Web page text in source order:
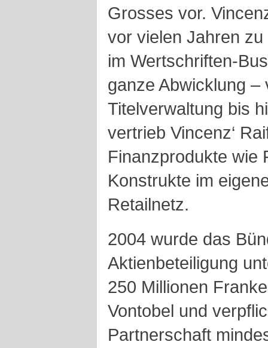
Grosses vor.
vor vielen Jahren
im Wertschriften-
ganze Abwicklung –
Titelverwaltung bis
vertrieb Vincenz‘
Finanzprodukte wie
Konstrukte im
Retailnetz.
2004 wurde das
Aktienbeteiligung
250 Millionen
Vontobel und
Partnerschaft